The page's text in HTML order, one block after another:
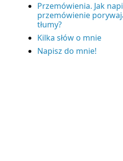
Przemówienia. Jak
przemówienie
tłumy?
Kilka słów o mnie
Napisz do mnie!